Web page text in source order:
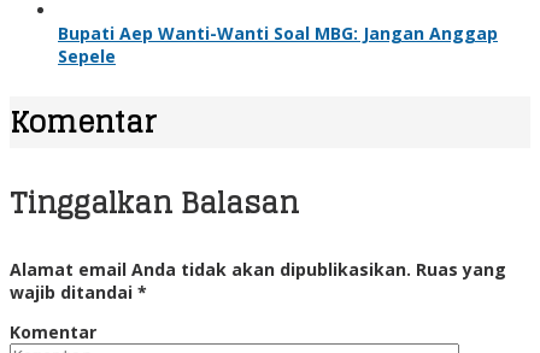
Bupati Aep Wanti-Wanti Soal MBG: Jangan Anggap
Sepele
Komentar
Tinggalkan Balasan
Alamat email Anda tidak akan dipublikasikan. Ruas yang
wajib ditandai *
Komentar